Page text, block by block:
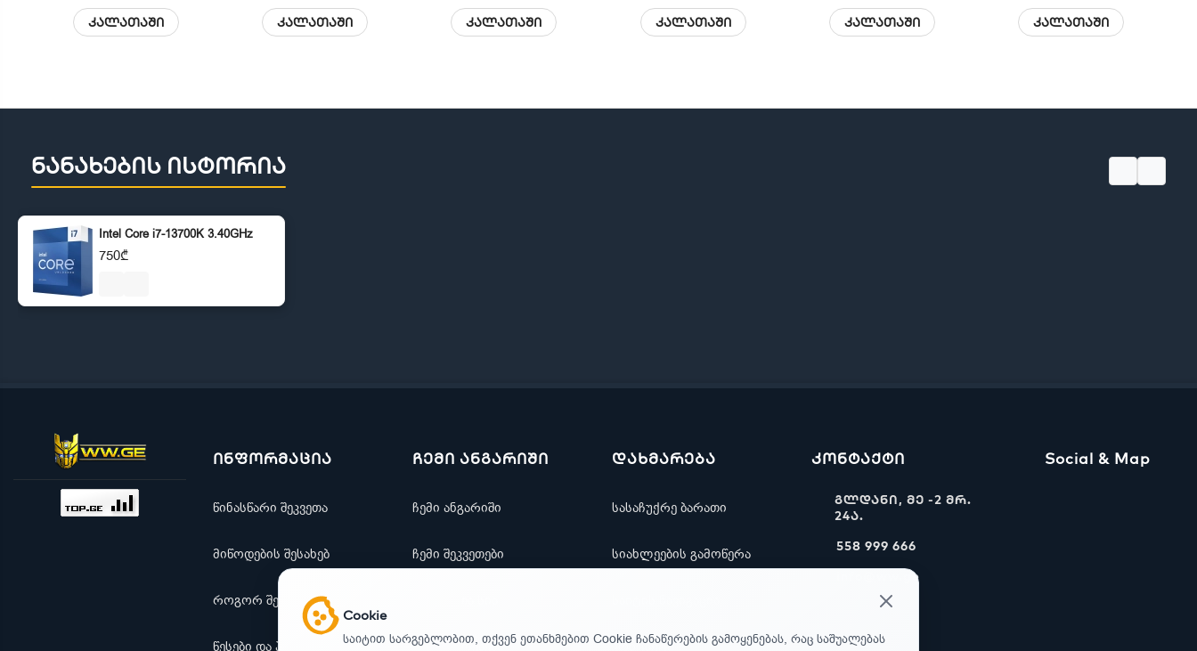
კალათაში კალათაში კალათაში კალათაში კალათაში კალათაში
ნანახების ისტორია
Intel Core i7-13700K 3.40GHz
750₾
ინფორმაცია
წინასწარი შეკვეთა
მიწოდების შესახებ
როგორ შევიძინო
წესები და პირობები
ჩემი ანგარიში
ჩემი ანგარიში
ჩემი შეკვეთები
ფასდაკლებები
დახმარება
სასაჩუქრე ბარათი
სიახლეების გამოწერა
კონტაქტი
კონტაქტი
გლდანი, მე -2 მრ.
24ა.
558 999 666
info@ww.ge
Social & Map
Cookie
საიტით სარგებლობით, თქვენ ეთანხმებით Cookie ჩანაწერების გამოყენებას, რაც საშუალებას